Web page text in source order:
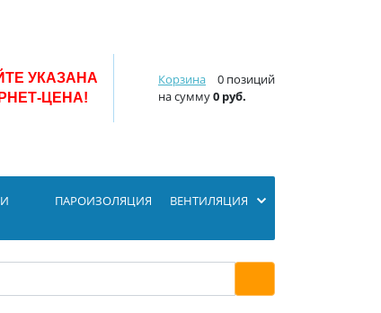
Корзина
0 позиций
на сумму0 руб.
УКАЗАНА
ЦЕНА!
ПАРОИЗОЛЯЦИЯ ВЕНТИЛЯЦИЯ